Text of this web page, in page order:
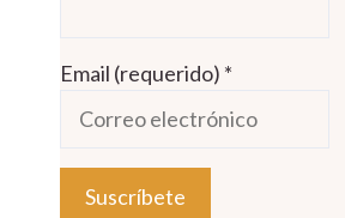
Email (requerido) *